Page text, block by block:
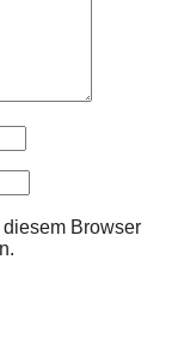
Browser